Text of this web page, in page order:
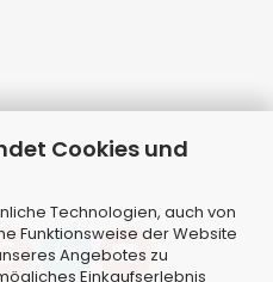
Cookies und
Technologien, auch von
Funktionsweise der Website
Angebotes zu
Einkaufserlebnis